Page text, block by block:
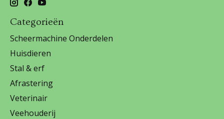
Categorieën
Scheermachine Onderdelen
Huisdieren
Stal & erf
Afrastering
Veterinair
Veehouderij